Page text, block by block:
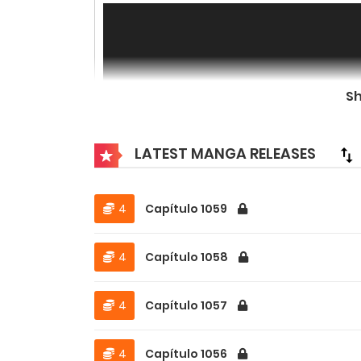
LATEST MANGA RELEASES
4 Capítulo 1059
4 Capítulo 1058
4 Capítulo 1057
4 Capítulo 1056